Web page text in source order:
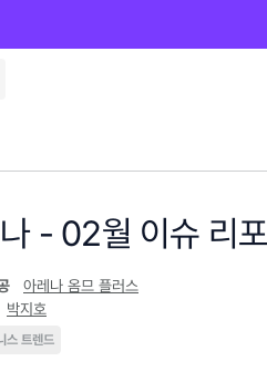
- 02월 이슈 리
아레나 옴므 플러스
박지호
스 트렌드